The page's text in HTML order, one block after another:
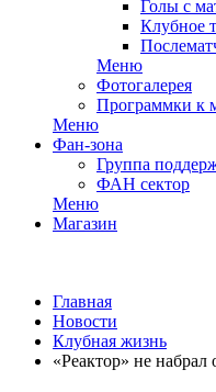
Голы с
Клубное
Меню
Фотогалерея
Программки к
Меню
Фан-зона
Группа
ФАН сектор
Меню
Магазин
Главная
Новости
Клубная жизнь
«Реактор» не набрал